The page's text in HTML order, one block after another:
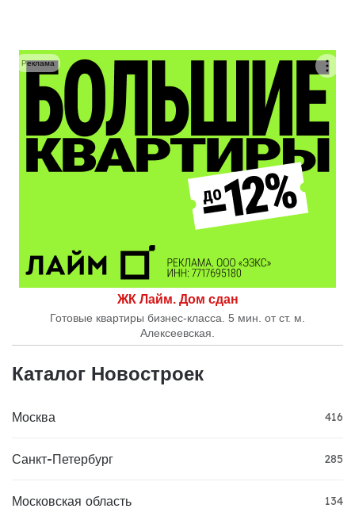
ЖК Лайм. Дом сдан
Готовые квартиры бизнес-класса. 5 мин. от ст. м.
Алексеевская.
Реклама
Каталог Новостроек
Москва 416
Санкт-Петербург 285
Московская область 134